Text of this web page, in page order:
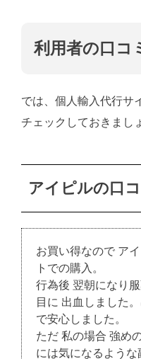
利用者の口コ
では、個人輸入代行サ
チェックしておきまし
アイピルの口コ
お買い得なので ア
トでの購入。
行為後 翌朝になり
目に 出血しました
で安心しました。
ただ 私の場合 強め
には気になるよう